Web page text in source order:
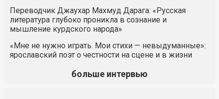
Переводчик Джаухар Махмуд Дарага: «Русская
литература глубоко проникла в сознание и
мышление курдского народа»
«Мне не нужно играть. Мои стихи — невыдуманные»:
ярославский поэт о честности на сцене и в жизни
больше интервью